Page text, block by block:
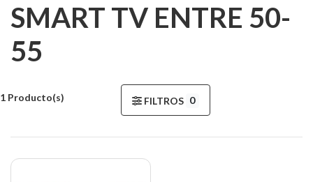
SMART TV ENTRE 50-
55
1 Producto(s) FILTROS 0